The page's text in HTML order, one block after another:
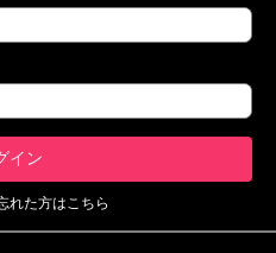
れた方はこちら